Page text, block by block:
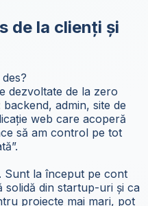
de la clienți și
dezvoltate de la zero
admin, site de
web care acoperă
să am control pe tot
Sunt la început pe cont
din startup-uri și ca
proiecte mai mari, pot